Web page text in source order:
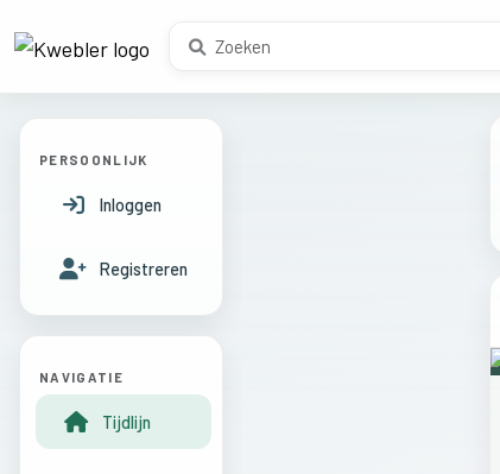
PERSOONLIJK
Inloggen
Registreren
NAVIGATIE
Tijdlijn